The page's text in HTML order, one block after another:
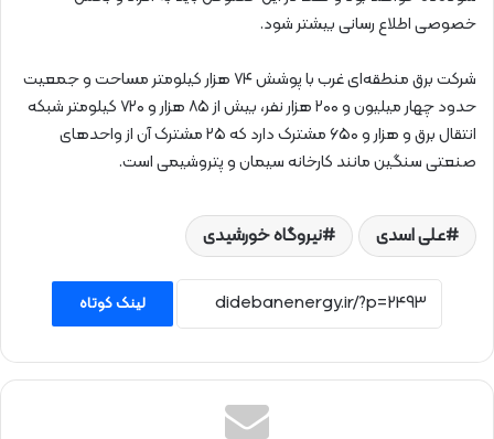
خصوصی اطلاع رسانی بیشتر شود.
شرکت برق منطقه‌ای غرب با پوشش ۷۴ هزار کیلومتر مساحت و جمعیت
حدود چهار میلیون و ۲۰۰ هزار نفر، بیش از ۸۵ هزار و ۷۲۰ کیلومتر شبکه
انتقال برق و هزار و ۶۵۰ مشترک دارد که ۲۵ مشترک آن از واحدهای
صنعتی سنگین مانند کارخانه سیمان و پتروشیمی است.
علی اسدی نیروگاه خورشیدی
لینک کوتاه